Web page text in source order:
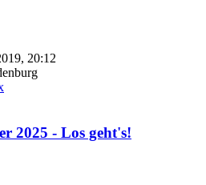
20:12
2025 - Los geht's!